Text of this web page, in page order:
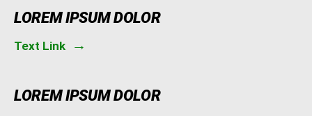
LOREM IPSUM DOLOR
Text Link
LOREM IPSUM DOLOR